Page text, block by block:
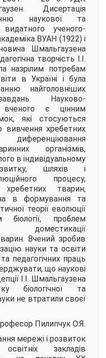
Дисертація
наукової та
видатного ученого-
ВУАН (1922) і
Шмальгаузена
творчість І.І.
назрілим потребам
в Україні і була
найголовніших
Науково-
вченого є цінним
які стосуються
вивчення хребетних
організмів,
в індивідуальному
шляхів і
процесу,
тварин,
в формування та
теорії еволюції
біології, проблем
Вчений зробив
науки та освіти
педагогічних праць
що наукові
І.І. Шмальгаузена
біологічної та
не втратили своєї
Пилипчук О.Я.
мережі і розвиток
освітніх закладів